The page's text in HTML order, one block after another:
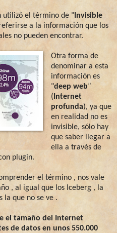
utilizó el término de " Invisible
a la información que los
no pueden encontrar.
Otra forma de
denominar a esta
información es
"deep web”
( Internet
profunda), ya que
en realidad no es
invisible, sólo hay
que saber llegar a
ella a través de
plugin.
el término , nos vale
, al igual que los Iceberg , la
la que no se ve .
el tamaño del Internet
de datos en unos 550.000